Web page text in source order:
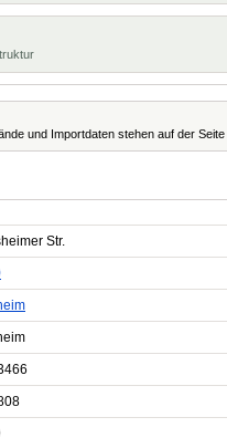
und Importdaten stehen auf der Seite
Str.